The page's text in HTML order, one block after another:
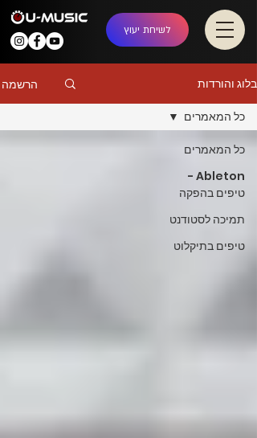
לשיחת יעוץ
בלוג והורדות הרשמה
כל המאמרים
Ableton -
טיפים בהפקה
תמיכה לסטודנט
טיפים בתיקלוט
כל המאמרים